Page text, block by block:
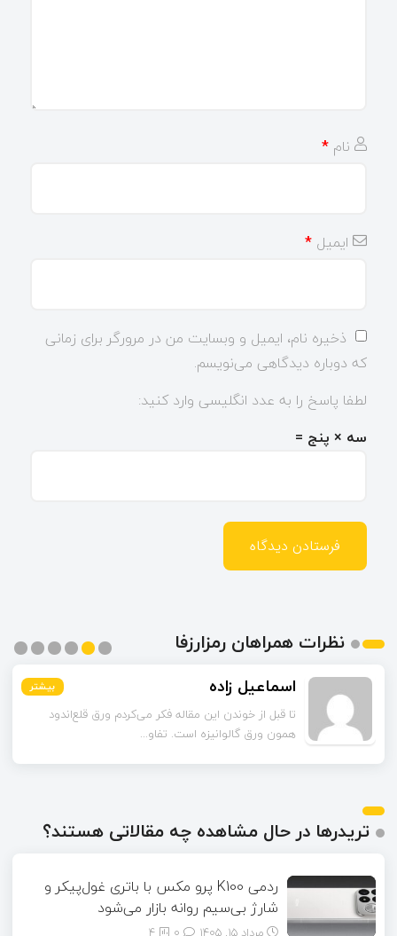
نام *
ایمیل *
ذخیره نام، ایمیل و وبسایت من در مرورگر برای زمانی
که دوباره دیدگاهی می‌نویسم.
لطفا پاسخ را به عدد انگلیسی وارد کنید:
سه × پنج =
نظرات همراهان رمزارزفا
بیشتر اسماعیل زاده بیشتر
تا قبل از خوندن این مقاله فکر می‌کردم ورق قلع‌اندود
همون ورق گالوانیزه است. تفاو...
بیشتر
بیشتر
بیشتر
بیشتر
تریدرها در حال مشاهده چه مقالاتی هستند؟
ردمی K100 پرو مکس با باتری غول‌پیکر و
شارژ بی‌سیم روانه بازار می‌شود